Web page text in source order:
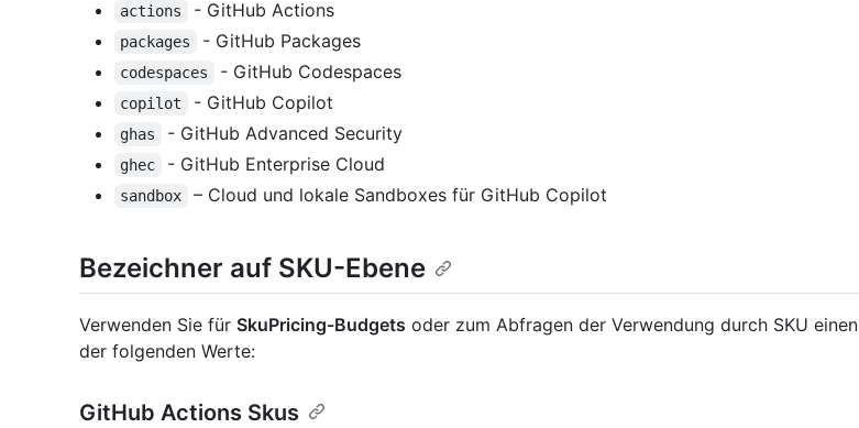
actions - GitHub Actions
packages - GitHub Packages
codespaces - GitHub Codespaces
copilot - GitHub Copilot
ghas - GitHub Advanced Security
ghec - GitHub Enterprise Cloud
sandbox – Cloud und lokale Sandboxes für GitHub Copilot
Bezeichner auf SKU-Ebene
Verwenden Sie für SkuPricing-Budgets oder zum Abfragen der Verwendung durch SKU einen
der folgenden Werte:
GitHub Actions Skus